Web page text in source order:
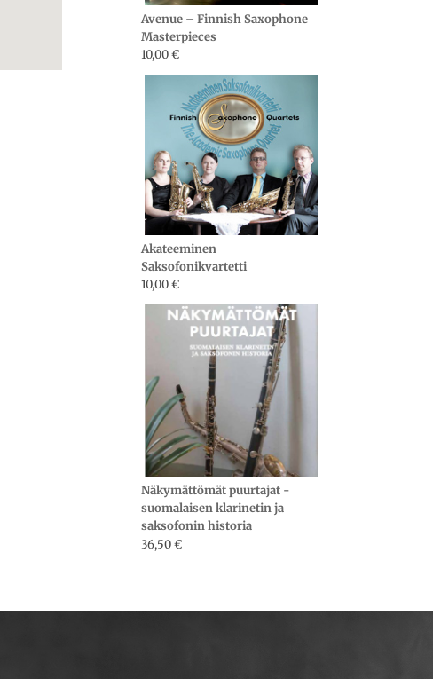
Avenue – Finnish Saxophone
Masterpieces
10,00€
Akateeminen
Saksofonikvartetti
10,00€
Näkymättömät puurtajat -
suomalaisen klarinetin ja
saksofonin historia
36,50€